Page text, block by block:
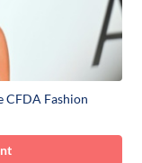
CFDA Fashion